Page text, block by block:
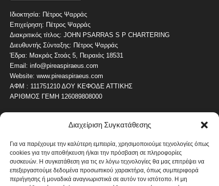
Διαχείριση Συγκατάθεσης
Για να παρέχουμε την καλύτερη εμπειρία, χρησιμοποιούμε τεχνολογίες όπως
cookies για την αποθήκευση ή/και την πρόσβαση σε πληροφορίες
συσκευών. Η συγκατάθεση για τις εν λόγω τεχνολογίες θα μας επιτρέψει να
επεξεργαστούμε δεδομένα προσωπικού χαρακτήρα, όπως συμπεριφορά
περιήγησης ή μοναδικά αναγνωριστικά σε αυτόν τον ιστότοπο. Η μη
Ιδιοκτησία: Πέτρος Ψαρράς
Επιχείρηση: Πέτρος Ψαρράς
Διακριτικός τίτλος: JOHN PSARRAS S P CHARTERING
Διευθυντής Σύνταξης: Πέτρος Ψαρράς
Έδρα: Μακράς Στοάς 5, Πειραιάς 18531
Email: info@pireaspiraeus.com
Website: www.pireaspiraeus.com
ΑΦΜ : 111751210 ΔΟΥ ΚΕΦΟΔΕ ΑΤΤΙΚΗΣ
ΑΡΙΘΜΟΣ ΓΕΜΗ 126089808000
ΔΗΜΟΦΙΛΗ ΚΑΤΗΓΟΡΙΑ
ΝΕΑ ΤΟΥ ΠΕΙΡΑΙΑ
ΟΛΥΜΠΙΑΚΟΣ
ΑΛΛΑ ΚΟΙΝΩΝΙΚΑ